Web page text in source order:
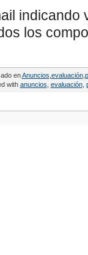
indicando
los
enAnuncios evaluación,
with anuncios evaluación,